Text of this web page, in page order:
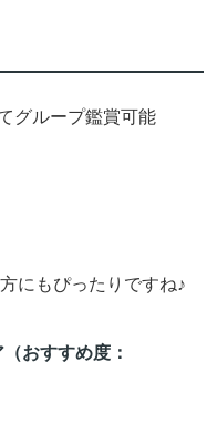
グループ鑑賞可能
にもぴったりですね♪
おすすめ度：